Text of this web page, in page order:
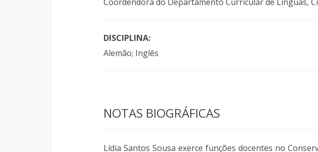
DISCIPLINA:
Alemão; Inglês
NOTAS BIOGRÁFICAS
Lídia Santos Sousa exerce funções docentes no